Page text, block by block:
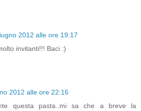
2012 alle ore 19:17
invitanti!!! Baci :)
2012 alle ore 22:16
questa pasta..mi sa che a breve la